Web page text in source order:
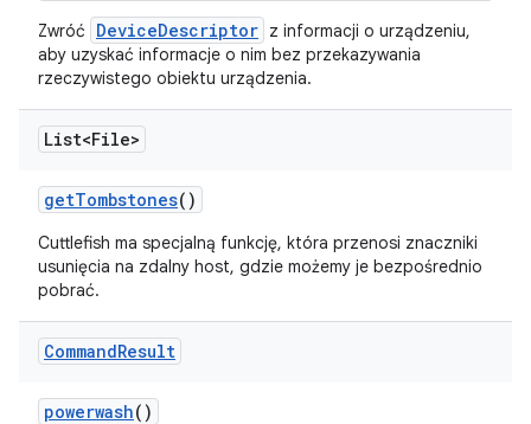
Zwróć DeviceDescriptor z informacji o urządzeniu,
aby uzyskać informacje o nim bez przekazywania
rzeczywistego obiektu urządzenia.
List<File>
getTombstones()
Cuttlefish ma specjalną funkcję, która przenosi znaczniki
usunięcia na zdalny host, gdzie możemy je bezpośrednio
pobrać.
CommandResult
powerwash()